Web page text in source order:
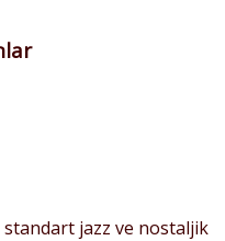
jazz ve nostaljik